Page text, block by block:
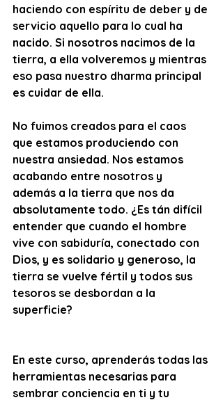
haciendo con espíritu de deber y de
servicio aquello para lo cual ha
nacido. Si nosotros nacimos de la
tierra, a ella volveremos y mientras
eso pasa nuestro dharma principal
es cuidar de ella.
No fuimos creados para el caos
que estamos produciendo con
nuestra ansiedad. Nos estamos
acabando entre nosotros y
además a la tierra que nos da
absolutamente todo. ¿Es tán difícil
entender que cuando el hombre
vive con sabiduría, conectado con
Dios, y es solidario y generoso, la
tierra se vuelve fértil y todos sus
tesoros se desbordan a la
superficie?
En este curso, aprenderás todas las
herramientas necesarias para
sembrar conciencia en ti y tu